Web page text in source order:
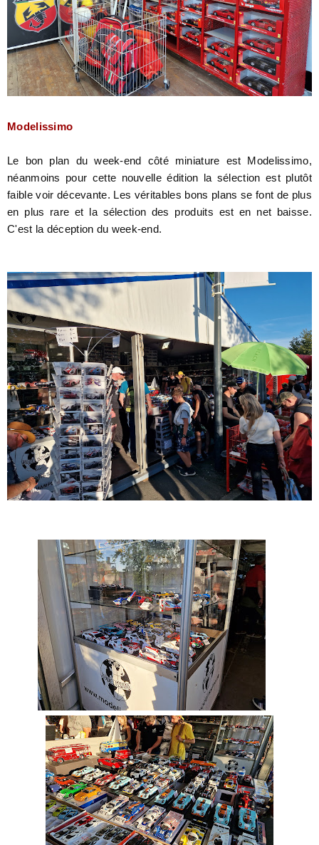
Modelissimo
Le bon plan du week-end côté miniature est Modelissimo,
néanmoins pour cette nouvelle édition la sélection est plutôt
faible voir décevante. Les véritables bons plans se font de plus
en plus rare et la sélection des produits est en net baisse.
C'est la déception du week-end.